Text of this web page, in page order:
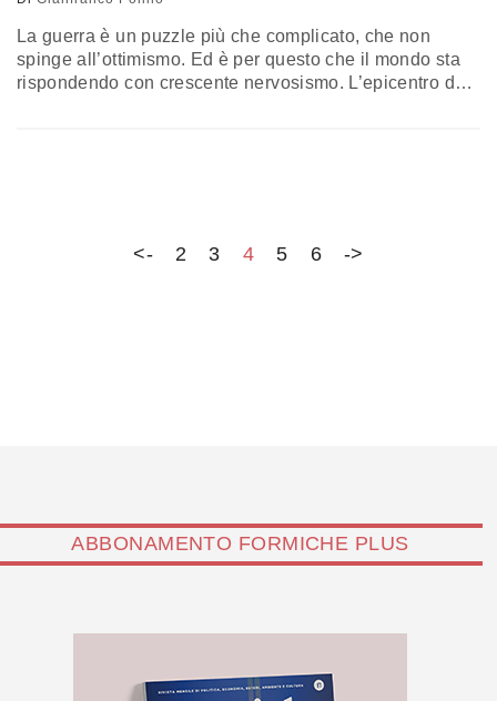
La guerra è un puzzle più che complicato, che non
spinge all’ottimismo. Ed è per questo che il mondo sta
rispondendo con crescente nervosismo. L’epicentro del
<- 2 3 4 5 6 ->
ABBONAMENTO FORMICHE PLUS